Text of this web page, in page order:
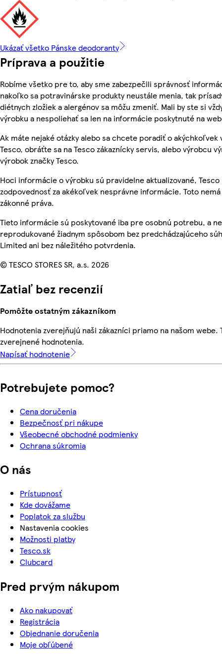
Ukázať všetko Pánske deodoranty
Príprava a použitie
Robíme všetko pre to, aby sme zabezpečili správnosť
nakoľko sa potravinárske produkty neustále menia, tak
diétnych zložiek a alergénov sa môžu zmeniť. Mali by ste si
výrobku a nespoliehať sa len na informácie poskytnuté na
Ak máte nejaké otázky alebo sa chcete poradiť o akýchkoľvek
Tesco, obráťte sa na Tesco zákaznícky servis, alebo výrobcu
výrobok značky Tesco.
Hoci informácie o výrobku sú pravidelne aktualizované, Tesco
zodpovednosť za akékoľvek nesprávne informácie. Toto nemá
zákonné práva.
Tieto informácie sú poskytované iba pre osobnú potrebu, a
reprodukované žiadnym spôsobom bez predchádzajúceho
Limited ani bez náležitého potvrdenia.
© TESCO STORES SR, a.s. 2026
Zatiaľ bez recenzií
Pomôžte ostatným zákazníkom
Hodnotenia zverejňujú naši zákazníci priamo na našom webe.
zverejnené hodnotenia.
Napísať hodnotenie
Potrebujete pomoc?
Cena doručenia
Bezpečnosť pri nákupe
Všeobecné obchodné podmienky
Ochrana súkromia
O nás
Prístupnosť
Kde dovážame
Poplatok za službu
Nastavenia cookies
Možnosti platby
Tesco.sk
Clubcard
Pred prvým nákupom
Ako nakupovať
Registrácia
Objednanie doručenia
Moje obľúbené